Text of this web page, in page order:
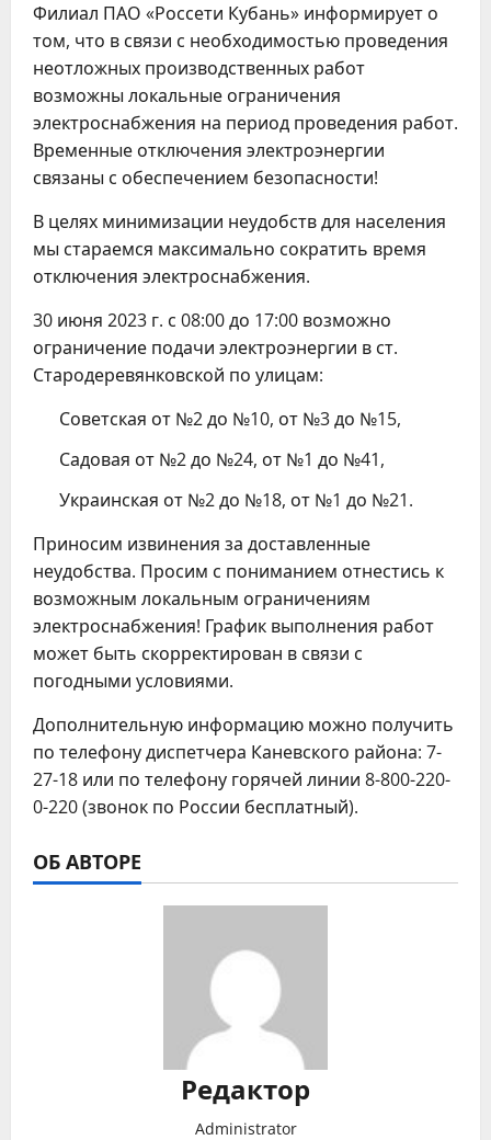
Филиал ПАО «Россети Кубань» информирует о
том, что в связи с необходимостью проведения
неотложных производственных работ
возможны локальные ограничения
электроснабжения на период проведения работ.
Временные отключения электроэнергии
связаны с обеспечением безопасности!
В целях минимизации неудобств для населения
мы стараемся максимально сократить время
отключения электроснабжения.
30 июня 2023 г. с 08:00 до 17:00 возможно
ограничение подачи электроэнергии в ст.
Стародеревянковской по улицам:
Советская от №2 до №10, от №3 до №15,
Садовая от №2 до №24, от №1 до №41,
Украинская от №2 до №18, от №1 до №21.
Приносим извинения за доставленные
неудобства. Просим с пониманием отнестись к
возможным локальным ограничениям
электроснабжения! График выполнения работ
может быть скорректирован в связи с
погодными условиями.
Дополнительную информацию можно получить
по телефону диспетчера Каневского района: 7-
27-18 или по телефону горячей линии 8-800-220-
0-220 (звонок по России бесплатный).
ОБ АВТОРЕ
Редактор
Administrator